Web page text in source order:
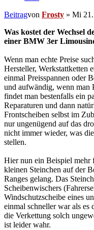
Beitragvon Frosty » Mi
Was kostet der Wechsel
einer BMW 3er
Wenn man echte Preise
Hersteller, Werkstattketten
einmal Preisspannen oder
und aufwändig, wenn man
findet man bestenfalls ein
Reparaturen und dann
Frontscheiben selbst im
nur ungenügend auf das
nicht immer wieder, was
stellen.
Hier nun ein Beispiel mehr
kleinen Steinchen auf der
Ranges gelang. Das
Scheibenwischers
Windschutzscheibe eines
einmal schneller war als
die Verkettung solch
ist leider wahr.